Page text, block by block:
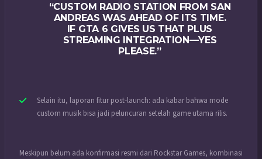
“CUSTOM RADIO STATION FROM SAN
ANDREAS WAS AHEAD OF ITS TIME.
IF GTA 6 GIVES US THAT PLUS
STREAMING INTEGRATION—YES
PLEASE.”
Selain itu, laporan fitur post‐launch: ada kabar bahwa mode
custom musik bisa jadi peluncuran setelah game utama rilis.
Meskipun belum ada konfirmasi resmi dari Rockstar Games, kombinasi